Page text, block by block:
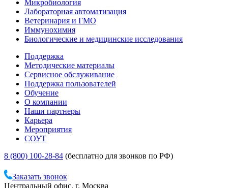
Микробиология
Лабораторная автоматизация
Ветеринария и ГМО
Иммунохимия
Биологические и медицинские исследования
Поддержка
Методические материалы
Сервисное обслуживание
Поддержка пользователей
Обучение
О компании
Наши партнеры
Карьера
Мероприятия
СОУТ
8 (800) 100-28-84 (бесплатно для звонков по РФ)
Заказать звонок
Центральный офис, г. Москва